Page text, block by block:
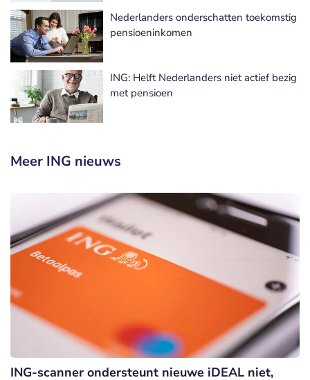
Nederlanders onderschatten toekomstig
pensioeninkomen
ING: Helft Nederlanders niet actief bezig
met pensioen
Meer ING nieuws
ING-scanner ondersteunt nieuwe iDEAL niet,